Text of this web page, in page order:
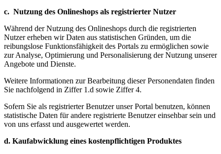
c. Nutzung des Onlineshops als registrierter Nutzer
Während der Nutzung des Onlineshops durch die registrierten
Nutzer erheben wir Daten aus statistischen Gründen, um die
reibungslose Funktionsfähigkeit des Portals zu ermöglichen sowie
zur Analyse, Optimierung und Personalisierung der Nutzung unserer
Angebote und Dienste.
Weitere Informationen zur Bearbeitung dieser Personendaten finden
Sie nachfolgend in Ziffer 1.d sowie Ziffer 4.
Sofern Sie als registrierter Benutzer unser Portal benutzen, können
statistische Daten für andere registrierte Benutzer einsehbar sein und
von uns erfasst und ausgewertet werden.
d. Kaufabwicklung eines kostenpflichtigen Produktes